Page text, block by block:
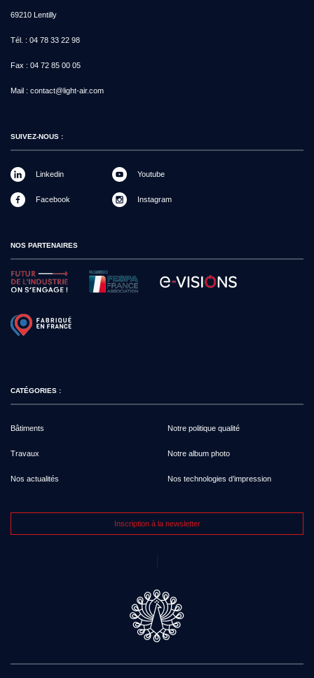
69210 Lentilly
Tél. : 04 78 33 22 98
Fax : 04 72 85 00 05
Mail : contact@light-air.com
SUIVEZ-NOUS :
Linkedin
Facebook
Youtube
Instagram
NOS PARTENAIRES
CATÉGORIES :
Bâtiments
Travaux
Nos actualités
Notre politique qualité
Notre album photo
Nos technologies d’impression
Inscription à la newsletter